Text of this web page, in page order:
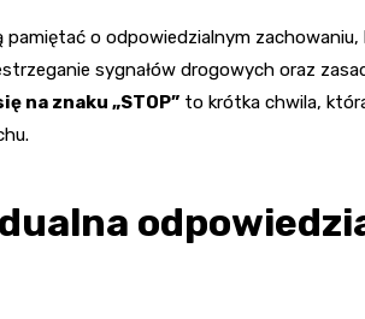
pamiętać o odpowiedzialnym
sygnałów drogowych oraz
na znaku „STOP” to krótka chwila,